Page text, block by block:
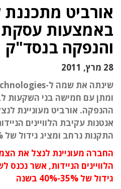
אורביט
באמצעות עסקת
והנפקה בנסד"ק
28 מרץ, 2011
ומתן עם חמישה בני השקעות
ההנפקה. אורביט מעוניינת
אנטנות עקיבת הלוויינים
התקנות נרחב ומציג גידול של 35%-40% בשנה
החברה מעוניינת לנצל את
הלוויינים הניידות, אשר
גידול של 35%-40% בשנה